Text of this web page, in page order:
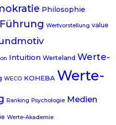
Philosophie
Führung Wertvorstellung value
Intuition Werteland Werte-
WECO KOHEBA Werte-
Ranking Psychologie Medien
Werte-Akademie